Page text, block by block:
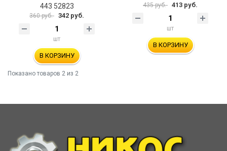
443 52823
360 руб. 342 руб.
шт
В КОРЗИНУ
435 руб. 413 руб.
шт
В КОРЗИНУ
Показано товаров 2 из 2